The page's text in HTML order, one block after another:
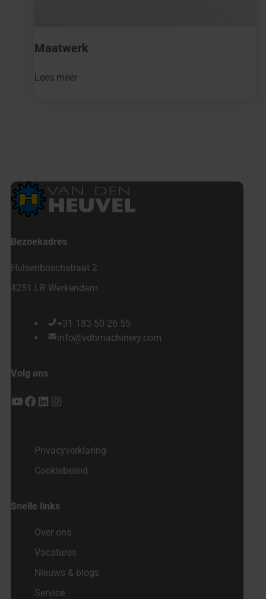
Maatwerk
Lees meer
Bezoekadres
Hulsenboschstraat 2
4251 LR Werkendam
+31 183 50 26 55
info@vdhmachinery.com
Volg ons
YouTube
Facebook
LinkedInInstagram
Privacyverklaring
Cookiebeleid
Snelle links
Over ons
Vacatures
Nieuws & blogs
Service